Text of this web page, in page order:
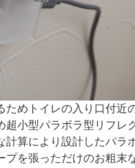
ためトイレの入り口付近
小型パラボラ型リフレ
計算により設計したパラ
プを張っただけのお粗末